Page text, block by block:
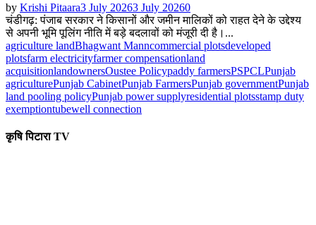
by Krishi Pitaara3 July 20263 July 20260
चंडीगढ़: पंजाब सरकार ने किसानों और जमीन मालिकों को राहत देने के उद्देश्य
से अपनी भूमि पूलिंग नीति में बड़े बदलावों को मंजूरी दी है।...
agriculture landBhagwant Manncommercial plotsdeveloped
plotsfarm electricityfarmer compensationland
acquisitionlandownersOustee Policypaddy farmersPSPCLPunjab
agriculturePunjab CabinetPunjab FarmersPunjab governmentPunjab
land pooling policyPunjab power supplyresidential plotsstamp duty
exemptiontubewell connection
कृषि पिटारा TV